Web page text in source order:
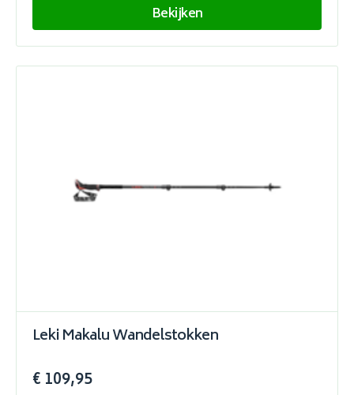
Bekijken
Leki Makalu Wandelstokken
€ 109,95